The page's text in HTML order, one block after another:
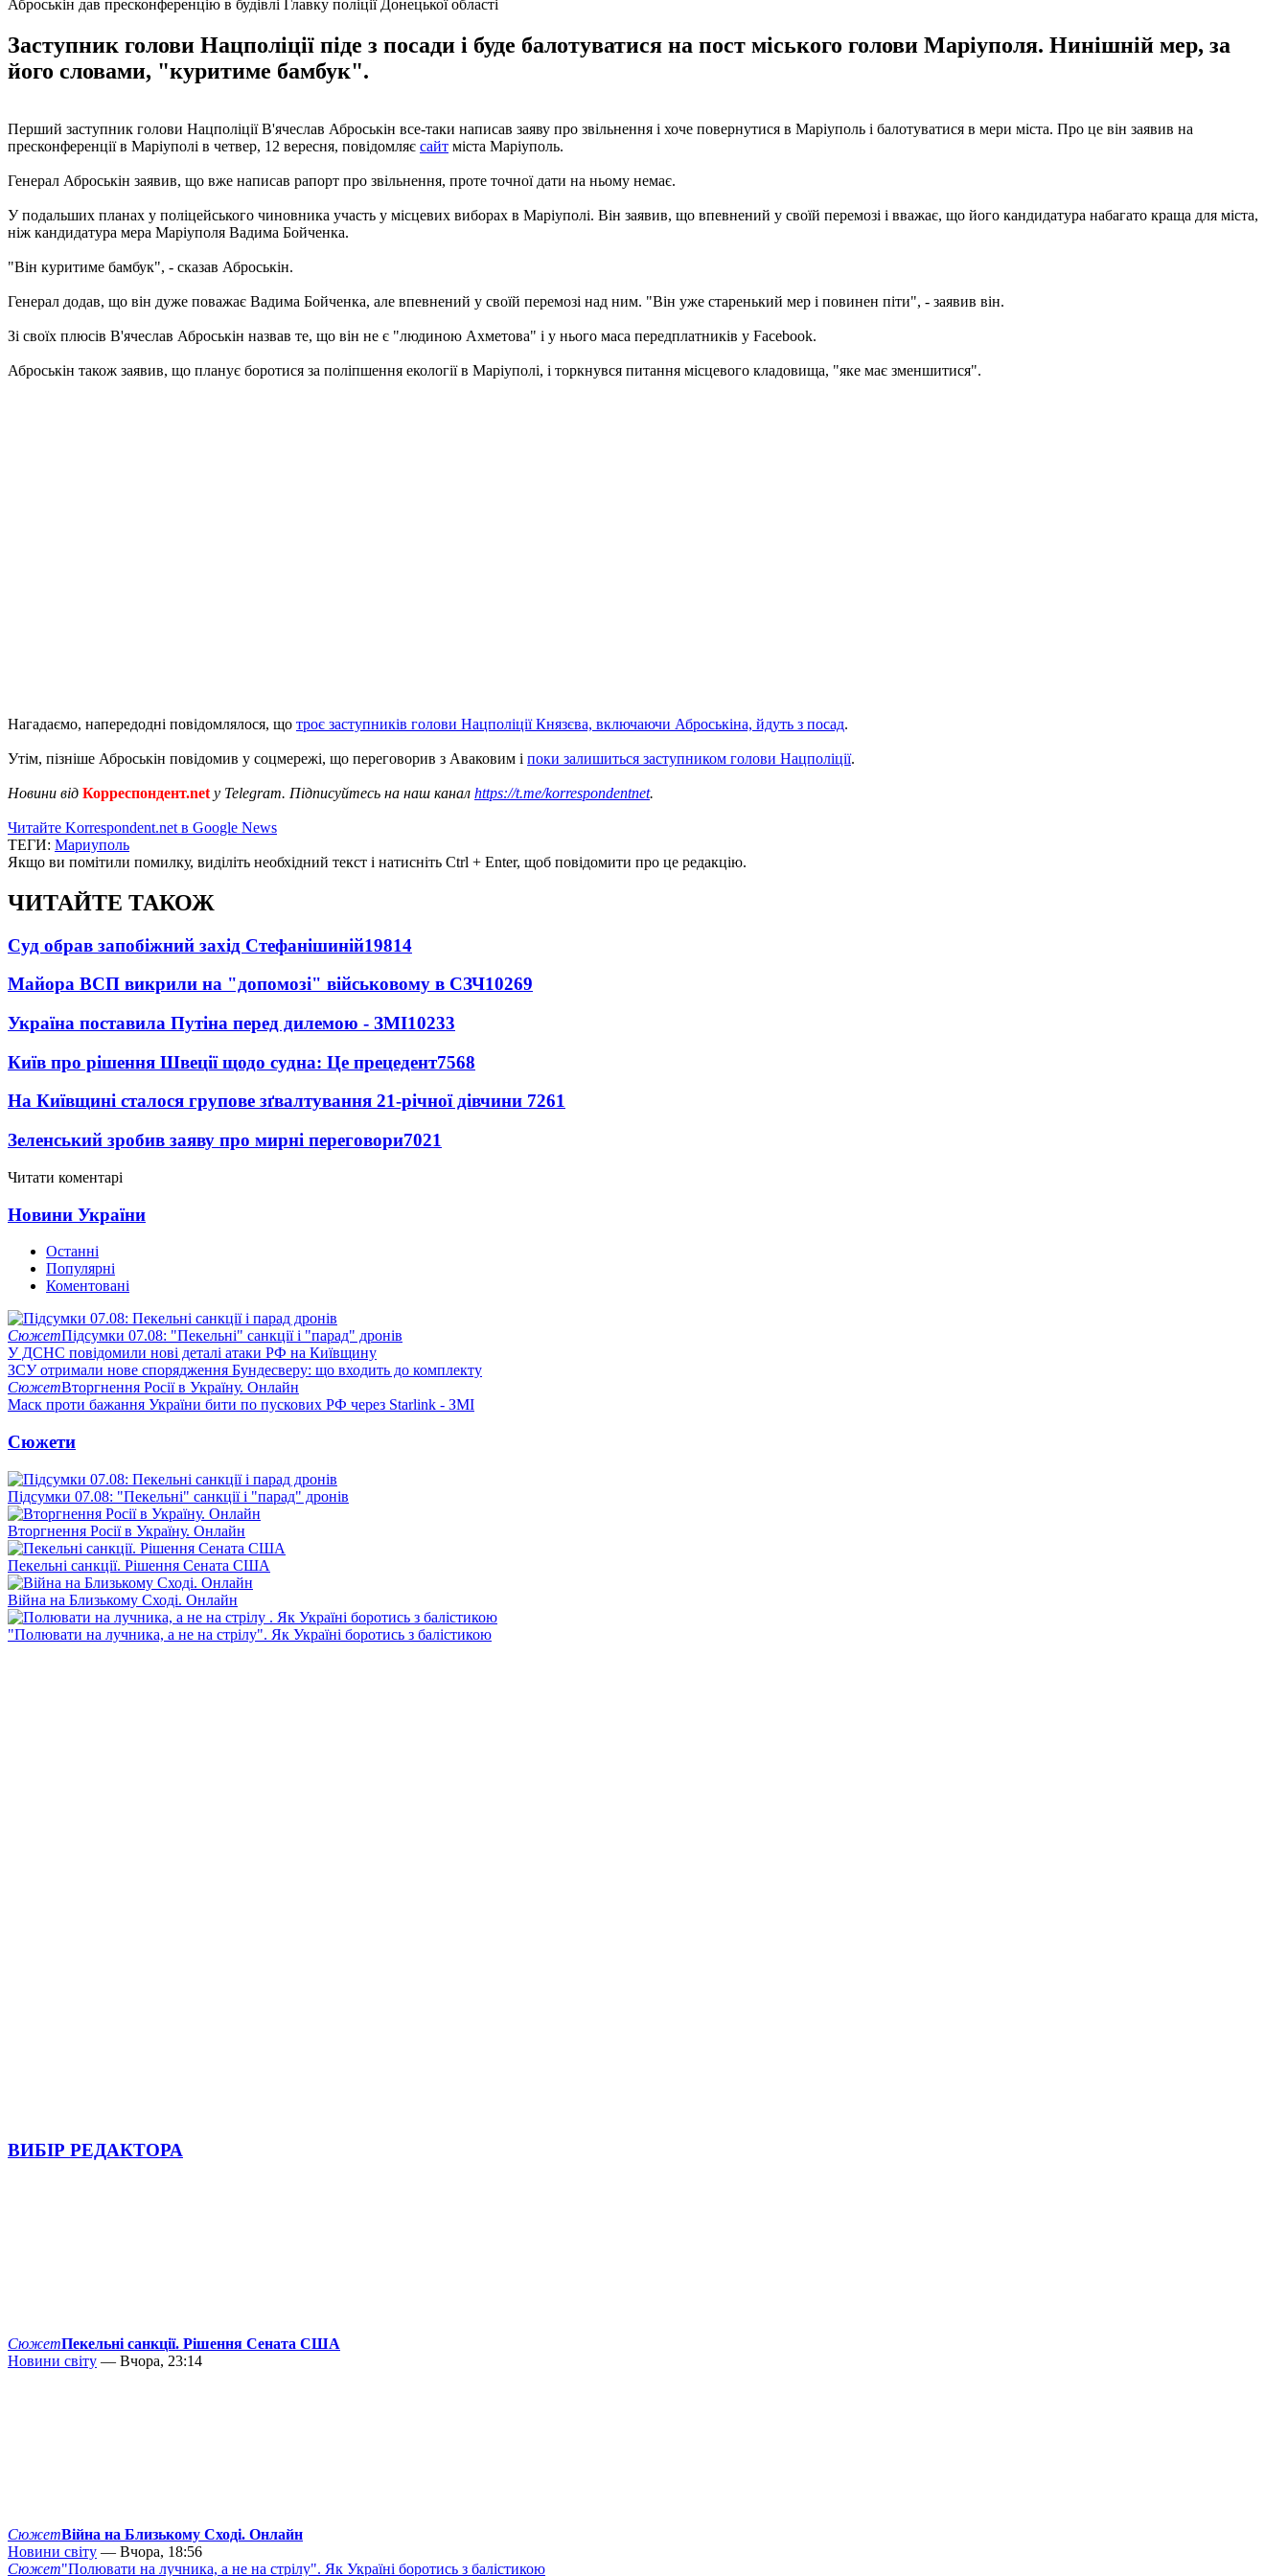
Аброськін дав пресконференцію в будівлі Главку поліції Донецької області
Заступник голови Нацполіції піде з посади і буде балотуватися на пост міського голови Маріуполя. Нинішній мер, за
його словами, "куритиме бамбук".
Перший заступник голови Нацполіції В'ячеслав Аброськін все-таки написав заяву про звільнення і хоче повернутися в Маріуполь і балотуватися в мери міста. Про це він заявив на
пресконференції в Маріуполі в четвер, 12 вересня, повідомляє сайт міста Маріуполь.
Генерал Аброськін заявив, що вже написав рапорт про звільнення, проте точної дати на ньому немає.
У подальших планах у поліцейського чиновника участь у місцевих виборах в Маріуполі. Він заявив, що впевнений у своїй перемозі і вважає, що його кандидатура набагато краща для міста,
ніж кандидатура мера Маріуполя Вадима Бойченка.
"Він куритиме бамбук", - сказав Аброськін.
Генерал додав, що він дуже поважає Вадима Бойченка, але впевнений у своїй перемозі над ним. "Він уже старенький мер і повинен піти", - заявив він.
Зі своїх плюсів В'ячеслав Аброськін назвав те, що він не є "людиною Ахметова" і у нього маса передплатників у Facebook.
Аброськін також заявив, що планує боротися за поліпшення екології в Маріуполі, і торкнувся питання місцевого кладовища, "яке має зменшитися".
Нагадаємо, напередодні повідомлялося, що троє заступників голови Нацполіції Князєва, включаючи Аброськіна, йдуть з посад.
Утім, пізніше Аброськін повідомив у соцмережі, що переговорив з Аваковим і поки залишиться заступником голови Нацполіції.
Новини від Корреспондент.net у Telegram. Підписуйтесь на наш канал https://t.me/korrespondentnet.
Читайте Korrespondent.net в Google News
ТЕГИ: Мариуполь
Якщо ви помітили помилку, виділіть необхідний текст і натисніть Ctrl + Enter, щоб повідомити про це редакцію.
ЧИТАЙТЕ ТАКОЖ
Суд обрав запобіжний захід Стефанішиній19814
Майора ВСП викрили на "допомозі" військовому в СЗЧ10269
Україна поставила Путіна перед дилемою - ЗМІ10233
Київ про рішення Швеції щодо судна: Це прецедент7568
На Київщині сталося групове зґвалтування 21-річної дівчини 7261
Зеленський зробив заяву про мирні переговори7021
Читати коментарі
Новини України
Останні
Популярні
Коментовані
СюжетПідсумки 07.08: "Пекельні" санкції і "парад" дронів
У ДСНС повідомили нові деталі атаки РФ на Київщину
ЗСУ отримали нове спорядження Бундесверу: що входить до комплекту
СюжетВторгнення Росії в Україну. Онлайн
Маск проти бажання України бити по пускових РФ через Starlink - ЗМІ
Сюжети
Підсумки 07.08: "Пекельні" санкції і "парад" дронів
Вторгнення Росії в Україну. Онлайн
Пекельні санкції. Рішення Сената США
Війна на Близькому Сході. Онлайн
"Полювати на лучника, а не на стрілу". Як Україні боротись з балістикою
ВИБІР РЕДАКТОРА
СюжетПекельні санкції. Рішення Сената США
Новини світу — Вчора, 23:14
СюжетВійна на Близькому Сході. Онлайн
Новини світу — Вчора, 18:56
Сюжет"Полювати на лучника, а не на стрілу". Як Україні боротись з балістикою